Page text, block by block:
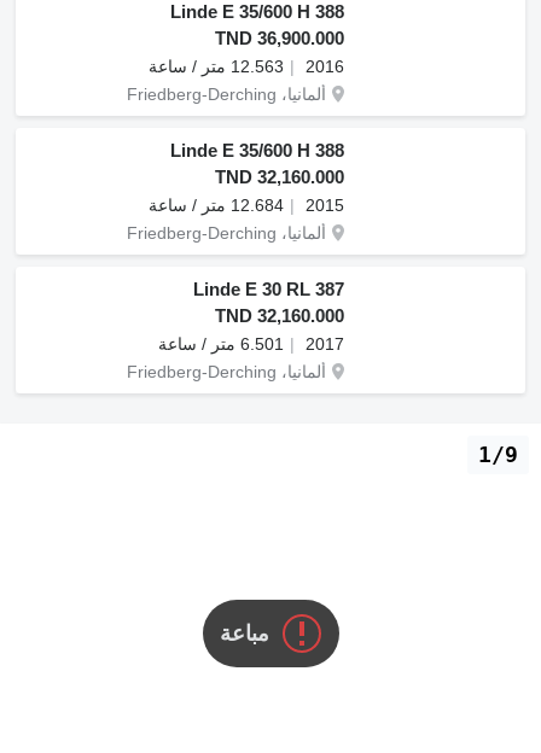
Linde E 35/600 H 388
TND 36,900.000
2016
12.563 متر / ساعة
ألمانيا، Friedberg-Derching
Linde E 35/600 H 388
TND 32,160.000
2015
12.684 متر / ساعة
ألمانيا، Friedberg-Derching
Linde E 30 RL 387
TND 32,160.000
2017
6.501 متر / ساعة
ألمانيا، Friedberg-Derching
مباعة
1/9